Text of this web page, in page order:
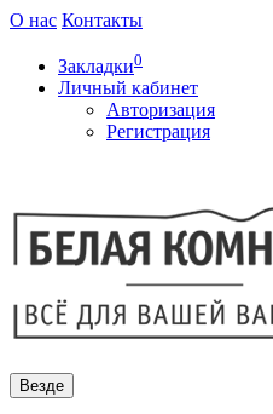
О нас Контакты
Закладки0
Личный кабинет
Авторизация
Регистрация
Везде